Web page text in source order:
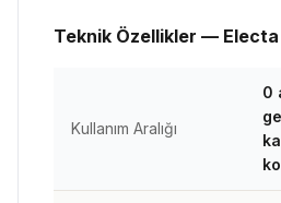
Teknik Özellikler — Electa
Kullanım Aralığı
0